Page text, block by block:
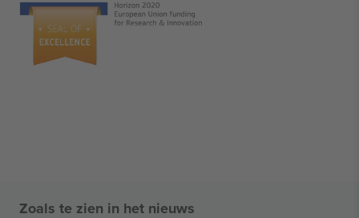
Zoals te zien in het nieuws